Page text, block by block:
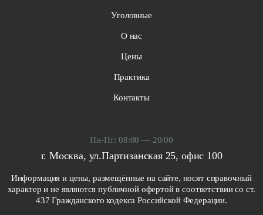
Уголовные
О нас
Цены
Практика
Контакты
Пн-Пт: 08:00 — 20:00
г. Москва, ул.Партизанская 25, офис 100
Информация и цены, размещённые на сайте, носят справочный
характер и не являются публичной офертой в соответствии со ст.
437 Гражданского кодекса Российской Федерации.